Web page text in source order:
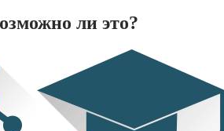
ли это?